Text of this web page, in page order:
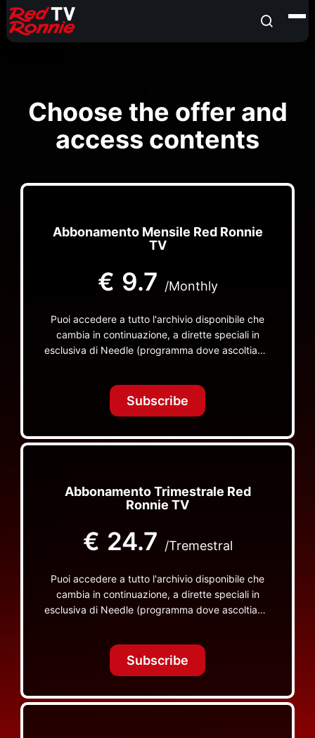
Choose the offer and
access contents
Abbonamento Mensile Red Ronnie
TV
€ 9.7 /Monthly
Puoi accedere a tutto l'archivio disponibile che
cambia in continuazione, a dirette speciali in
esclusiva di Needle (programma dove ascoltiamo
TV non visibili da nessuna altra parte
Subscribe
Abbonamento Trimestrale Red
Ronnie TV
€ 24.7 /Tremestral
Puoi accedere a tutto l'archivio disponibile che
cambia in continuazione, a dirette speciali in
esclusiva di Needle (programma dove ascoltiamo
TV non visibili da nessuna altra parte
Subscribe